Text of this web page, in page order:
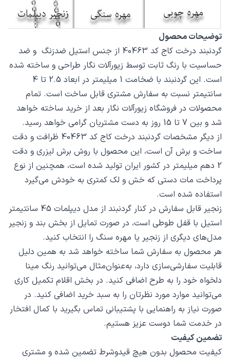
توضیحات محصول
گردنبند درخت کاج کد 40463 از جنس استیل ضدزنگ و ضد
حساسیت با رنگ ثابت توسط زیورآلات نگار طراحی و ساخته شده
است. این گردنبند با ضخامت 1 میلیمتر در ابعاد 2.5 تا 4
سانتیمتر نسبت به سفارش مشتری قابل ساخت است. تمام
محصولات در فروشگاه زیورآلات نگار بعد از خرید ساخته خواهد
شد و بین 7 تا 15 روز به دست مشتریان گرامی خواهد رسید.
از دیگر مشخصات گردنبند درخت کاج کد 40463 ظرافت و دقت
ساخت و برش آن است، این محصول با روش برش لیزری و دقت
2 دهم میلیمتر در کشور ایران تولید شده است، همچنین از نوع
پرداخت مات دستی که خش و لک کمتری به خودش می‌گیرد
استفاده شده است.
زنجیر قابل سفارش در کنار گردنبند از مدل دیپلمات 45 سانتیمتر
استیل با قفل طوطی است، در صورت تمایل از بخش بند و زنجیر
مدل‌های دیگری از زنجیر یا مهره سنگ را انتخاب کنید.
هر محصول به سفارش شما ساخته خواهد شد به همین دلیل
قابلیت سفارشی‌سازی دارد، به‌عنوان‌مثال می‌توانید رنگ مینا
دلخواه خود را به طرح اضافی کنید. در بخش اقلام تکمیل کاری
می‌توانید موارد مورد نظرتان را به سبد خرید اضافی کنید. در
صورت نیاز به راهنمایی با پشتیبانی تماس بگیرید با کمال افتخار
در خدمت شما دوست عزیز هستیم.
تضمین کیفیت
کیفیت محصول بدون هیچ قیدوشرط تضمین شده و مشتری